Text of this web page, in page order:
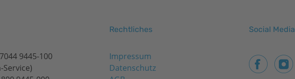
9445-100
Service)
Rechtliches
Impressum
Datenschutz
Social Media